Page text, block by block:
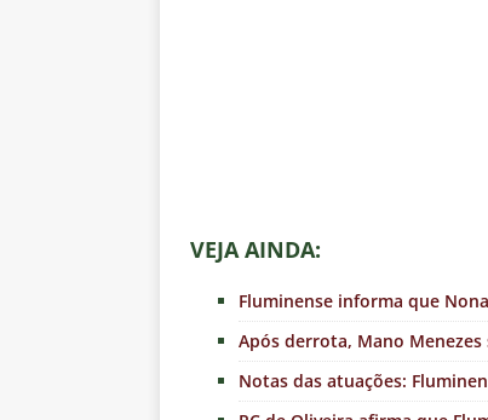
VEJA AINDA:
Fluminense informa que
Após derrota, Mano
Notas das atuações: